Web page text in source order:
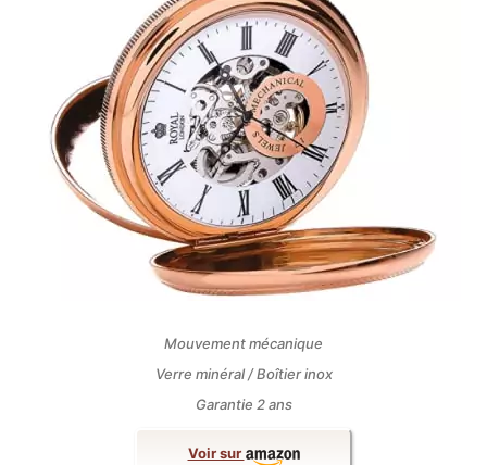
Mouvement mécanique
Verre minéral / Boîtier inox
Garantie 2 ans
Voir sur